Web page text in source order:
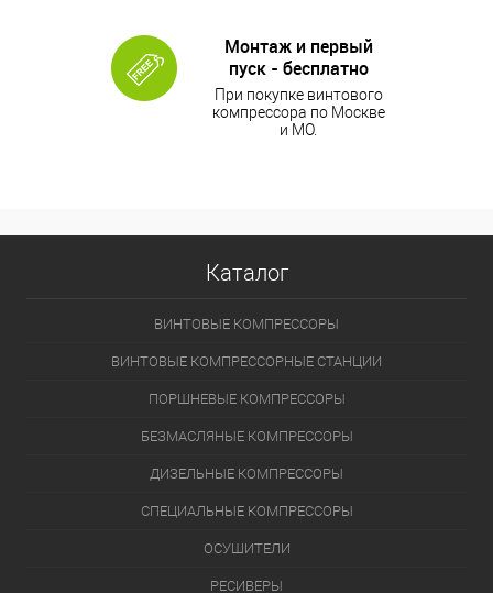
Монтаж и первый
пуск - бесплатно
При покупке винтового
компрессора по Москве
и МО.
Каталог
ВИНТОВЫЕ КОМПРЕССОРЫ
ВИНТОВЫЕ КОМПРЕССОРНЫЕ СТАНЦИИ
ПОРШНЕВЫЕ КОМПРЕССОРЫ
БЕЗМАСЛЯНЫЕ КОМПРЕССОРЫ
ДИЗЕЛЬНЫЕ КОМПРЕССОРЫ
СПЕЦИАЛЬНЫЕ КОМПРЕССОРЫ
ОСУШИТЕЛИ
РЕСИВЕРЫ